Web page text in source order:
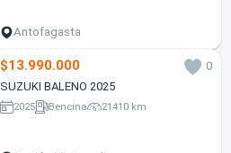
Antofagasta
$13.990.000
0
SUZUKI BALENO 2025
2025 Bencina 21410 km